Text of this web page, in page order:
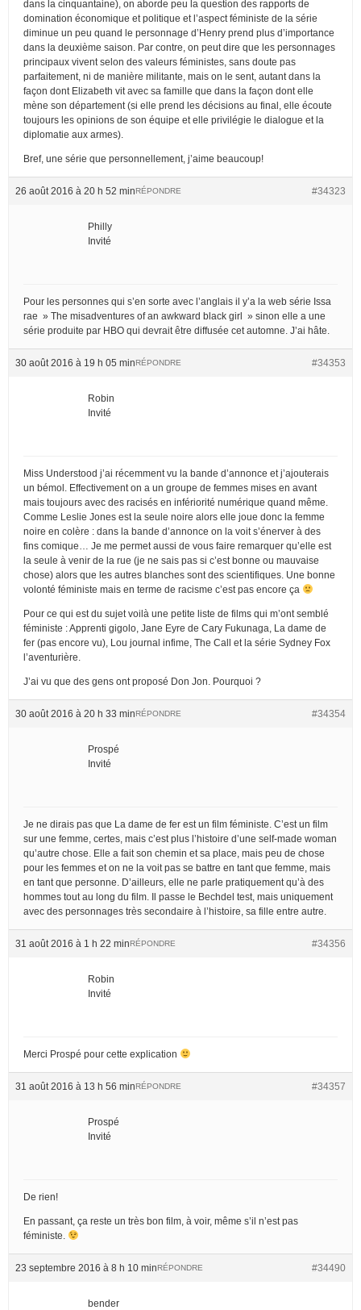
dans la cinquantaine), on aborde peu la question des rapports de
domination économique et politique et l’aspect féministe de la série
diminue un peu quand le personnage d’Henry prend plus d’importance
dans la deuxième saison. Par contre, on peut dire que les personnages
principaux vivent selon des valeurs féministes, sans doute pas
parfaitement, ni de manière militante, mais on le sent, autant dans la
façon dont Elizabeth vit avec sa famille que dans la façon dont elle
mène son département (si elle prend les décisions au final, elle écoute
toujours les opinions de son équipe et elle privilégie le dialogue et la
diplomatie aux armes).
Bref, une série que personnellement, j’aime beaucoup!
26 août 2016 à 20 h 52 min #34323
RÉPONDRE
Philly
Invité
Pour les personnes qui s’en sorte avec l’anglais il y’a la web série Issa
rae » The misadventures of an awkward black girl » sinon elle a une
série produite par HBO qui devrait être diffusée cet automne. J’ai hâte.
30 août 2016 à 19 h 05 min #34353
RÉPONDRE
Robin
Invité
Miss Understood j’ai récemment vu la bande d’annonce et j’ajouterais
un bémol. Effectivement on a un groupe de femmes mises en avant
mais toujours avec des racisés en infériorité numérique quand même.
Comme Leslie Jones est la seule noire alors elle joue donc la femme
noire en colère : dans la bande d’annonce on la voit s’énerver à des
fins comique… Je me permet aussi de vous faire remarquer qu’elle est
la seule à venir de la rue (je ne sais pas si c’est bonne ou mauvaise
chose) alors que les autres blanches sont des scientifiques. Une bonne
volonté féministe mais en terme de racisme c’est pas encore ça
Pour ce qui est du sujet voilà une petite liste de films qui m’ont semblé
féministe : Apprenti gigolo, Jane Eyre de Cary Fukunaga, La dame de
fer (pas encore vu), Lou journal infime, The Call et la série Sydney Fox
l’aventurière.
J’ai vu que des gens ont proposé Don Jon. Pourquoi ?
30 août 2016 à 20 h 33 min #34354
RÉPONDRE
Prospé
Invité
Je ne dirais pas que La dame de fer est un film féministe. C’est un film
sur une femme, certes, mais c’est plus l’histoire d’une self-made woman
qu’autre chose. Elle a fait son chemin et sa place, mais peu de chose
pour les femmes et on ne la voit pas se battre en tant que femme, mais
en tant que personne. D’ailleurs, elle ne parle pratiquement qu’à des
hommes tout au long du film. Il passe le Bechdel test, mais uniquement
avec des personnages très secondaire à l’histoire, sa fille entre autre.
31 août 2016 à 1 h 22 min #34356
RÉPONDRE
Robin
Invité
Merci Prospé pour cette explication
31 août 2016 à 13 h 56 min #34357
RÉPONDRE
Prospé
Invité
De rien!
En passant, ça reste un très bon film, à voir, même s’il n’est pas
féministe.
23 septembre 2016 à 8 h 10 min #34490
RÉPONDRE
bender